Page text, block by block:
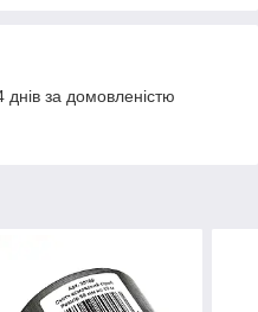
за домовленістю